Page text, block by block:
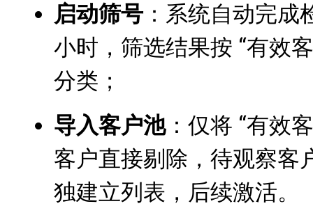
启动筛号 ：系统自动完
小时，筛选结果按 “有效
分类；
导入客户池：仅将 “有效
客户直接剔除，待观察客
独建立列表，后续激活。